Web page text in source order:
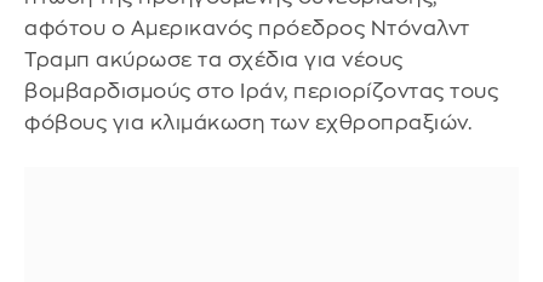
αφότου ο Αμερικανός πρόεδρος Ντόναλντ
Τραμπ ακύρωσε τα σχέδια για νέους
βομβαρδισμούς στο Ιράν, περιορίζοντας τους
φόβους για κλιμάκωση των εχθροπραξιών.